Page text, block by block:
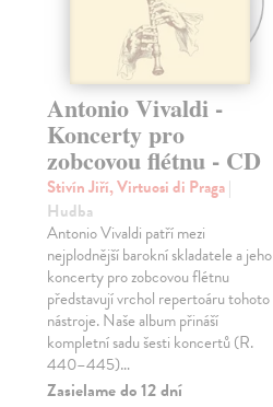
Antonio Vivaldi -
Koncerty pro
zobcovou flétnu - CD
Stivín Jiří, Virtuosi di Praga|
Hudba
Antonio Vivaldi patří mezi
nejplodnější barokní skladatele a jeho
koncerty pro zobcovou flétnu
představují vrchol repertoáru tohoto
nástroje. Naše album přináší
kompletní sadu šesti koncertů (R.
440–445)…
Zasielame do 12 dní